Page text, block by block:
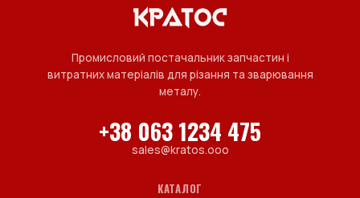
Промисловий постачальник запчастин і
витратних матеріалів для різання та зварювання
металу.
+38 063 1234 475
sales@kratos.ooo
КАТАЛОГ